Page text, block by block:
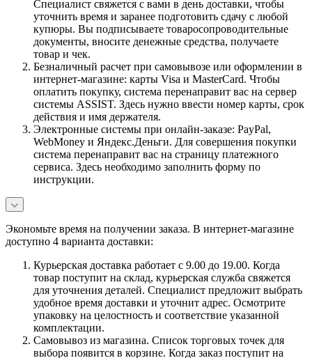
Специалист свяжется с вами в день доставки, чтобы
уточнить время и заранее подготовить сдачу с любой
купюры. Вы подписываете товаросопроводительные
документы, вносите денежные средства, получаете
товар и чек.
Безналичный расчет при самовывозе или оформлении в
интернет-магазине: карты Visa и MasterCard. Чтобы
оплатить покупку, система перенаправит вас на сервер
системы ASSIST. Здесь нужно ввести номер карты, срок
действия и имя держателя.
Электронные системы при онлайн-заказе: PayPal,
WebMoney и Яндекс.Деньги. Для совершения покупки
система перенаправит вас на страницу платежного
сервиса. Здесь необходимо заполнить форму по
инструкции.
Экономьте время на получении заказа. В интернет-магазине
доступно 4 варианта доставки:
Курьерская доставка работает с 9.00 до 19.00. Когда
товар поступит на склад, курьерская служба свяжется
для уточнения деталей. Специалист предложит выбрать
удобное время доставки и уточнит адрес. Осмотрите
упаковку на целостность и соответствие указанной
комплектации.
Самовывоз из магазина. Список торговых точек для
выбора появится в корзине. Когда заказ поступит на